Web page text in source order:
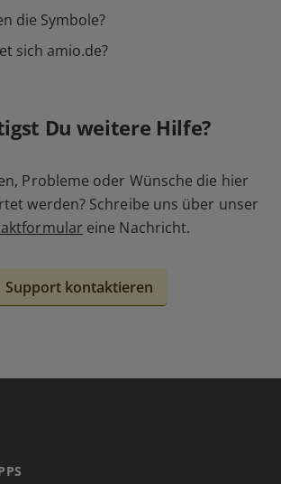
die Symbole?
sich amio.de?
Du weitere Hilfe?
Probleme oder Wünsche die hier
werden? Schreibe uns über unser
eine Nachricht.
Support kontaktieren